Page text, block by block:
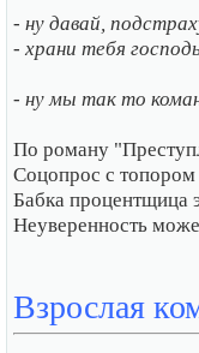
- ну давай,
- храни тебя
- ну мы так то
По роману
Соцопрос с топором
Бабка процентщица
Неуверенность
Взрослая